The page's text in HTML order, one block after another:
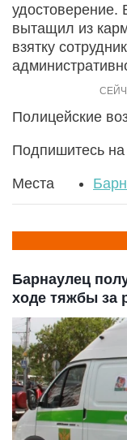
вытащил из
взятку
Полицейские
Подпишитесь
Места
Барнаулец
ходе тяжбы за